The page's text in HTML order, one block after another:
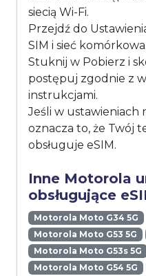
siecią Wi-Fi.
Przejdź do
SIM i sieć komórkowa.
Stuknij w Pobierz i
postępuj zgodnie z
instrukcjami.
Jeśli w ustawieniach
oznacza to, że Twój
obsługuje eSIM.
Inne Motorola
obsługujące
Motorola Moto G34 5G
Motorola Moto G53 5G
Motorola Moto G53s 5G
Motorola Moto G54 5G